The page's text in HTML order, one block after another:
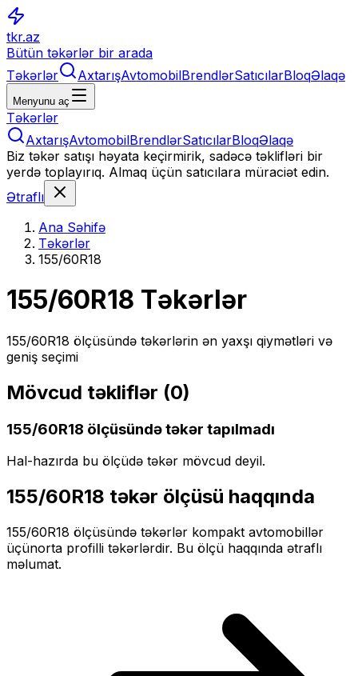
tkr.az
Bütün təkərlər bir arada
Təkərlər
AxtarışAvtomobilBrendlərSatıcılarBloqƏlaqə
Menyunu aç
Təkərlər
AxtarışAvtomobilBrendlərSatıcılarBloqƏlaqə
Biz təkər satışı həyata keçirmirik, sadəcə təklifləri bir
yerdə toplayırıq. Almaq üçün satıcılara müraciət edin.
Ətraflı
Ana Səhifə
Təkərlər
155/60R18
155/60R18 Təkərlər
155/60R18 ölçüsündə təkərlərin ən yaxşı qiymətləri və
geniş seçimi
Mövcud təkliflər (0)
155/60R18 ölçüsündə təkər tapılmadı
Hal-hazırda bu ölçüdə təkər mövcud deyil.
155/60R18 təkər ölçüsü haqqında
155/60R18 ölçüsündə təkərlər kompakt avtomobillər
üçünorta profilli təkərlərdir. Bu ölçü haqqında ətraflı
məlumat.